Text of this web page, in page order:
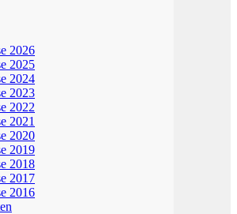
2026
2025
2024
2023
2022
2021
2020
2019
2018
2017
2016